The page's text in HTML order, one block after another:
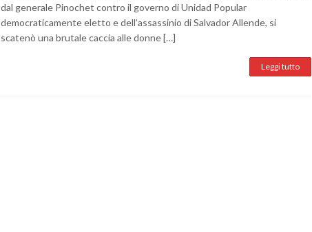
dal generale Pinochet contro il governo di Unidad Popular
democraticamente eletto e dell’assassinio di Salvador Allende, si
scatenò una brutale caccia alle donne […]
Leggi tutto